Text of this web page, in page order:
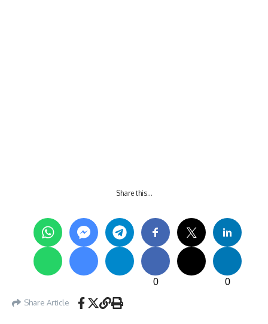
Share this…
0 0
Share Article